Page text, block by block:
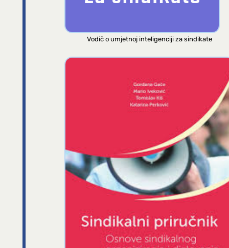
Vodič o umjetnoj inteligenciji za sindikate